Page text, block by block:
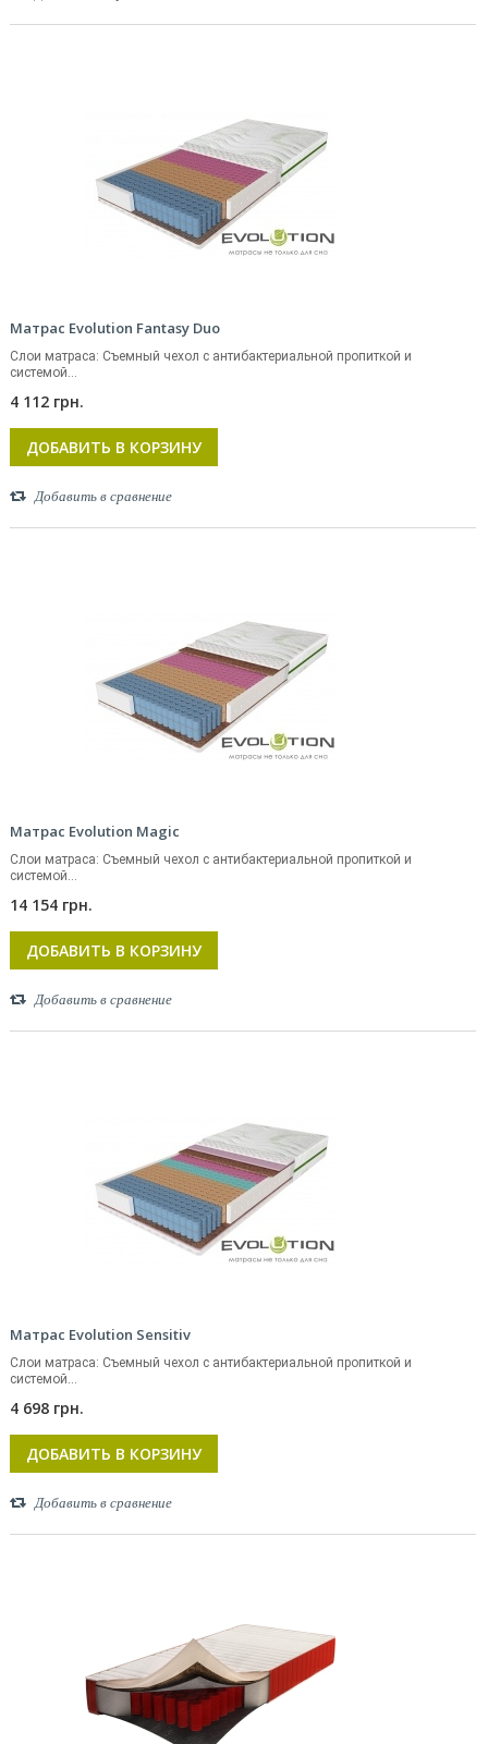
Матрас Evolution Fantasy Duo
Слои матраса: Съемный чехол с антибактериальной пропиткой и
системой...
4 112 грн.
ДОБАВИТЬ В КОРЗИНУ
Добавить в сравнение
Матрас Evolution Magic
Слои матраса: Съемный чехол с антибактериальной пропиткой и
системой...
14 154 грн.
ДОБАВИТЬ В КОРЗИНУ
Добавить в сравнение
Матрас Evolution Sensitiv
Слои матраса: Съемный чехол с антибактериальной пропиткой и
системой...
4 698 грн.
ДОБАВИТЬ В КОРЗИНУ
Добавить в сравнение